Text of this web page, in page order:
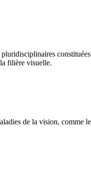
filière visuelle.
de la vision, comme